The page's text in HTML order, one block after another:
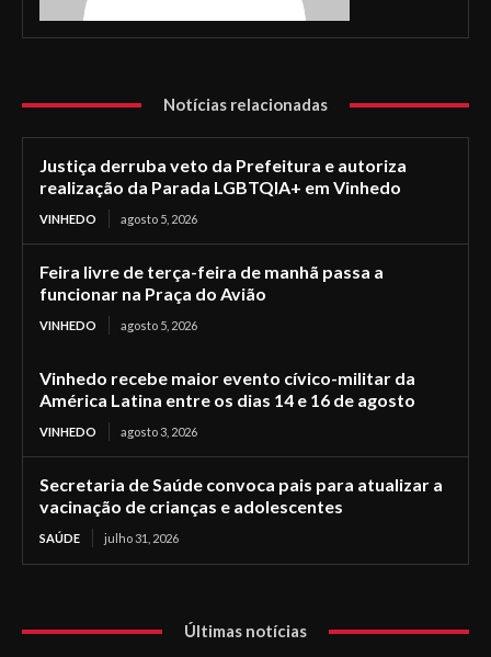
Notícias relacionadas
Justiça derruba veto da Prefeitura e autoriza
realização da Parada LGBTQIA+ em Vinhedo
VINHEDO agosto 5, 2026
Feira livre de terça-feira de manhã passa a
funcionar na Praça do Avião
VINHEDO agosto 5, 2026
Vinhedo recebe maior evento cívico-militar da
América Latina entre os dias 14 e 16 de agosto
VINHEDO agosto 3, 2026
Secretaria de Saúde convoca pais para atualizar a
vacinação de crianças e adolescentes
SAÚDE julho 31, 2026
Últimas notícias